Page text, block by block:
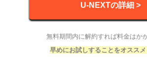
U-NEXTの詳細 >
無料期間内に解約すれば料金はか
早めにお試しすることをオスス